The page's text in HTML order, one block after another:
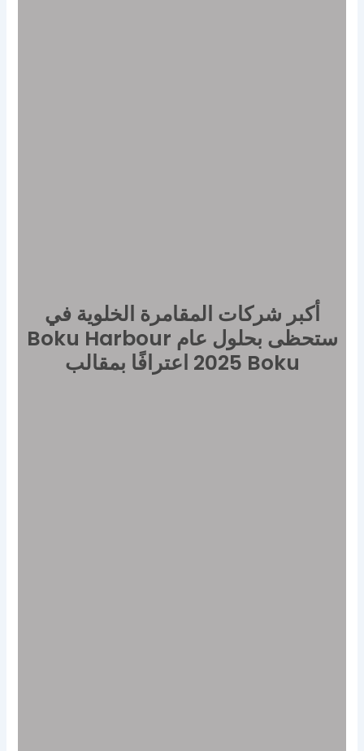
أكبر شركات المقامرة الخلوية في
Boku Harbour ستحظى بحلول عام
2025 اعترافًا بمقالب Boku